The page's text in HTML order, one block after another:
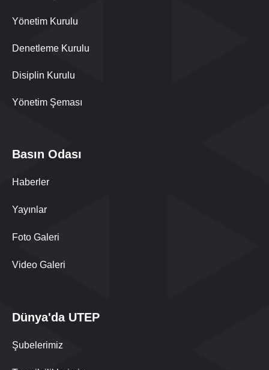
Yönetim Kurulu
Denetleme Kurulu
Disiplin Kurulu
Yönetim Şeması
Basın Odası
Haberler
Yayınlar
Foto Galeri
Video Galeri
Dünya'da UTEP
Şubelerimiz